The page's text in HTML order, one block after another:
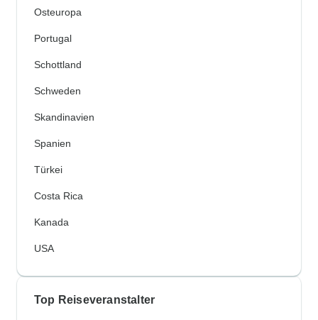
Osteuropa
Portugal
Schottland
Schweden
Skandinavien
Spanien
Türkei
Costa Rica
Kanada
USA
Top Reiseveranstalter